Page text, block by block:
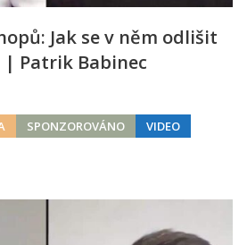
Jak se v něm odlišit
| Patrik Babinec
SPONZOROVÁNO VIDEO